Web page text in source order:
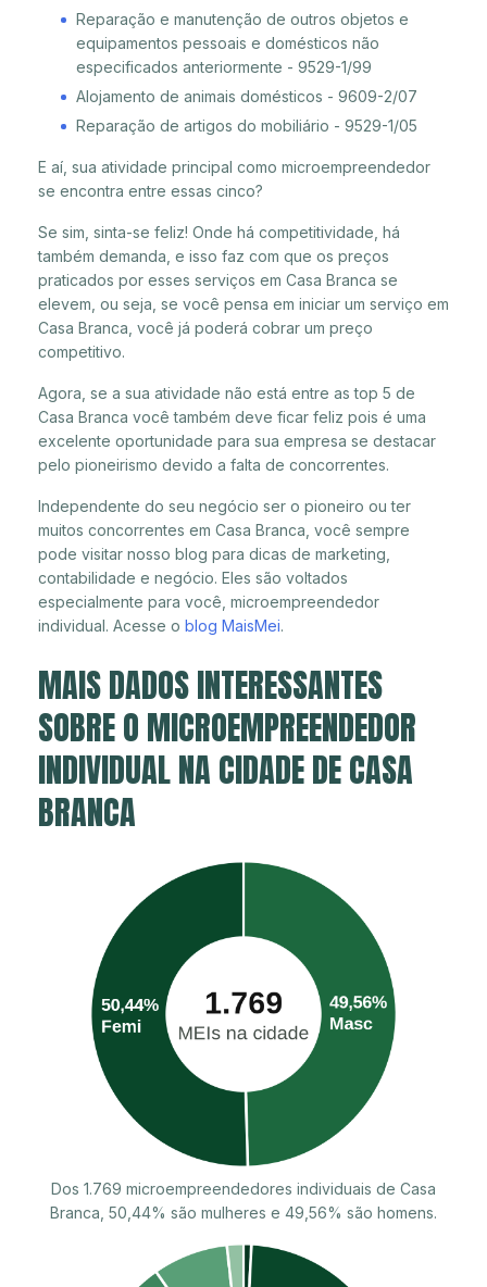
Reparação e manutenção de outros objetos e
equipamentos pessoais e domésticos não
especificados anteriormente - 9529-1/99
Alojamento de animais domésticos - 9609-2/07
Reparação de artigos do mobiliário - 9529-1/05
E aí, sua atividade principal como microempreendedor
se encontra entre essas cinco?
Se sim, sinta-se feliz! Onde há competitividade, há
também demanda, e isso faz com que os preços
praticados por esses serviços em Casa Branca se
elevem, ou seja, se você pensa em iniciar um serviço em
Casa Branca, você já poderá cobrar um preço
competitivo.
Agora, se a sua atividade não está entre as top 5 de
Casa Branca você também deve ficar feliz pois é uma
excelente oportunidade para sua empresa se destacar
pelo pioneirismo devido a falta de concorrentes.
Independente do seu negócio ser o pioneiro ou ter
muitos concorrentes em Casa Branca, você sempre
pode visitar nosso blog para dicas de marketing,
contabilidade e negócio. Eles são voltados
especialmente para você, microempreendedor
individual. Acesse o blog MaisMei.
MAIS DADOS INTERESSANTES
SOBRE O MICROEMPREENDEDOR
INDIVIDUAL NA CIDADE DE CASA
BRANCA
Dos 1.769 microempreendedores individuais de Casa
Branca, 50,44% são mulheres e 49,56% são homens.